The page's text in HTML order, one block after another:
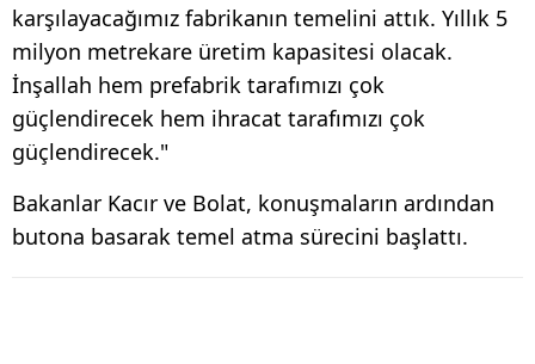
karşılayacağımız fabrikanın temelini attık. Yıllık 5
milyon metrekare üretim kapasitesi olacak.
İnşallah hem prefabrik tarafımızı çok
güçlendirecek hem ihracat tarafımızı çok
güçlendirecek."
Bakanlar Kacır ve Bolat, konuşmaların ardından
butona basarak temel atma sürecini başlattı.